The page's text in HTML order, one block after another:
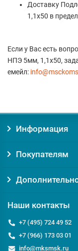
Доставку
1,1х50 в
Если у Вас есть
НПЭ 5мм, 1,1х50,
емейл:
Информация
Покупателям
Наши контакты
+7 (495) 724 49 52
+7 (966) 173 03 01
info@mksmsk.ru